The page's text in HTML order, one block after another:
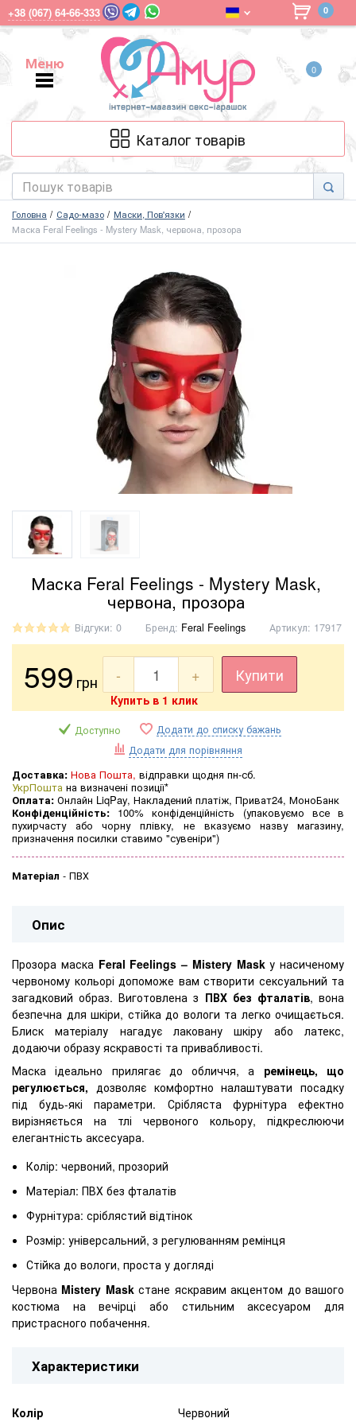
+38 (067) 64-66-333 0
Меню
Меню
0
Каталог товарів
Головна Садо-мазо
Маски, Пов'язки
Маска Feral Feelings - Mystery Mask, червона, прозора
Маска Feral Feelings - Mystery Mask,
червона, прозора
Відгуки: 0 Бренд: Feral Feelings Артикул: 17917
599 грн - + Купити
Купить в 1 клик
Доступно
Додати до списку бажань
Додати для порівняння
Доставка: Нова Пошта, відправки щодня пн-сб.
УкрПошта на визначені позиції*
Оплата: Онлайн LiqPay, Накладений платіж, Приват24, МоноБанк
Конфіденційність: 100% конфіденційність (упаковуємо все в
пухирчасту або чорну плівку, не вказуємо назву магазину,
призначення посилки ставимо "сувеніри")
Матеріал - ПВХ
Опис
Прозора маска Feral Feelings – Mistery Maskу насиченому
червоному кольорі допоможе вам створити сексуальний та
загадковий образ. Виготовлена ​​з ПВХ без фталатів, вона
безпечна для шкіри, стійка до вологи та легко очищається.
Блиск матеріалу нагадує лаковану шкіру або латекс,
додаючи образу яскравості та привабливості.
Маска ідеально прилягає до обличчя, а ремінець, що
регулюється, дозволяє комфортно налаштувати посадку
під будь-які параметри. Срібляста фурнітура ефектно
вирізняється на тлі червоного кольору, підкреслюючи
елегантність аксесуара.
Колір: червоний, прозорий
Матеріал: ПВХ без фталатів
Фурнітура: сріблястий відтінок
Розмір: універсальний, з регулюванням ремінця
Стійка до вологи, проста у догляді
Червона Mistery Maskстане яскравим акцентом до вашого
костюма на вечірці або стильним аксесуаром для
пристрасного побачення.
Характеристики
Колір
Червоний